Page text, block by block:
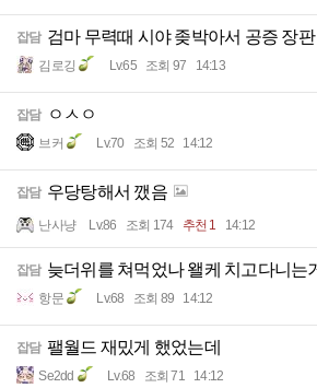
잡담 검마 무력때 시야 좆박아서 공증 장
김로깅 Lv.65 조회 97 14:13
잡담 ㅇㅅㅇ
브커 Lv.70 조회 52 14:12
잡담 우당탕해서 깼음
난사냥 Lv.86 조회 174 추천 1 14:12
잡담 늦더위를 쳐먹었나 왤케 치고다니는
항문 Lv.68 조회 89 14:12
잡담 팰월드 재밌게 했었는데
Se2dd Lv.68 조회 71 14:12